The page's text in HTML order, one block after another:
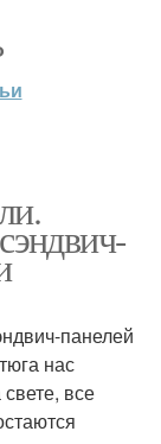
панелей
нас
все